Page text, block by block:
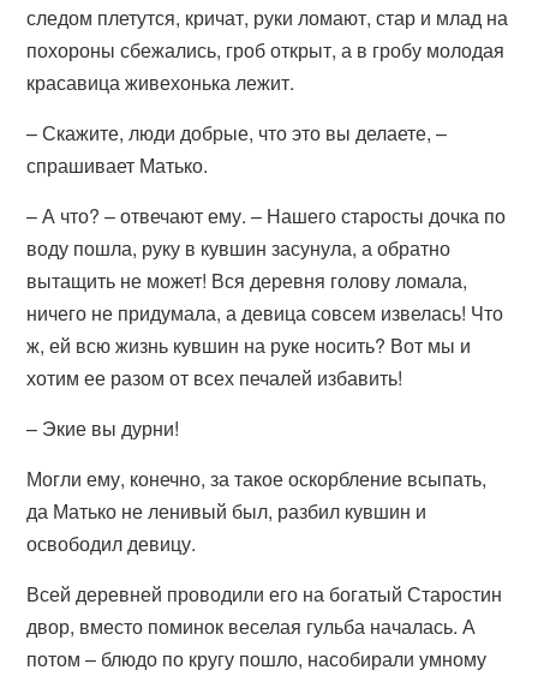
следом плетутся, кричат, руки ломают, стар и млад на
похороны сбежались, гроб открыт, а в гробу молодая
красавица живехонька лежит.
– Скажите, люди добрые, что это вы делаете, –
спрашивает Матько.
– А что? – отвечают ему. – Нашего старосты дочка по
воду пошла, руку в кувшин засунула, а обратно
вытащить не может! Вся деревня голову ломала,
ничего не придумала, а девица совсем извелась! Что
ж, ей всю жизнь кувшин на руке носить? Вот мы и
хотим ее разом от всех печалей избавить!
– Экие вы дурни!
Могли ему, конечно, за такое оскорбление всыпать,
да Матько не ленивый был, разбил кувшин и
освободил девицу.
Всей деревней проводили его на богатый Старостин
двор, вместо поминок веселая гульба началась. А
потом – блюдо по кругу пошло, насобирали умному